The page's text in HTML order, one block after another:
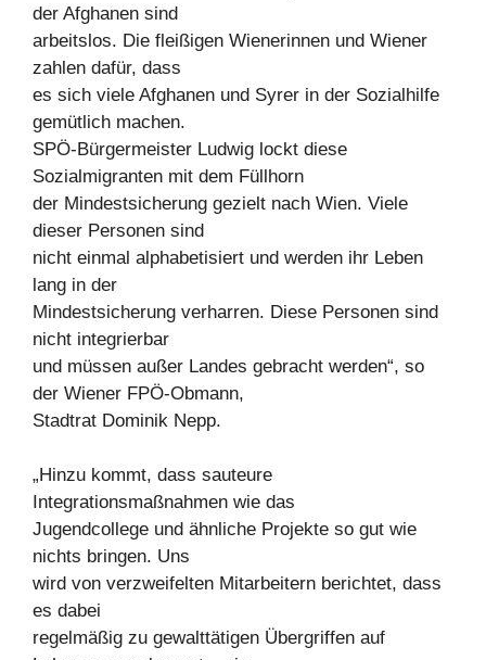
der Afghanen sind
arbeitslos. Die fleißigen Wienerinnen und Wiener
zahlen dafür, dass
es sich viele Afghanen und Syrer in der Sozialhilfe
gemütlich machen.
SPÖ-Bürgermeister Ludwig lockt diese
Sozialmigranten mit dem Füllhorn
der Mindestsicherung gezielt nach Wien. Viele
dieser Personen sind
nicht einmal alphabetisiert und werden ihr Leben
lang in der
Mindestsicherung verharren. Diese Personen sind
nicht integrierbar
und müssen außer Landes gebracht werden“, so
der Wiener FPÖ-Obmann,
Stadtrat Dominik Nepp.
„Hinzu kommt, dass sauteure
Integrationsmaßnahmen wie das
Jugendcollege und ähnliche Projekte so gut wie
nichts bringen. Uns
wird von verzweifelten Mitarbeitern berichtet, dass
es dabei
regelmäßig zu gewalttätigen Übergriffen auf